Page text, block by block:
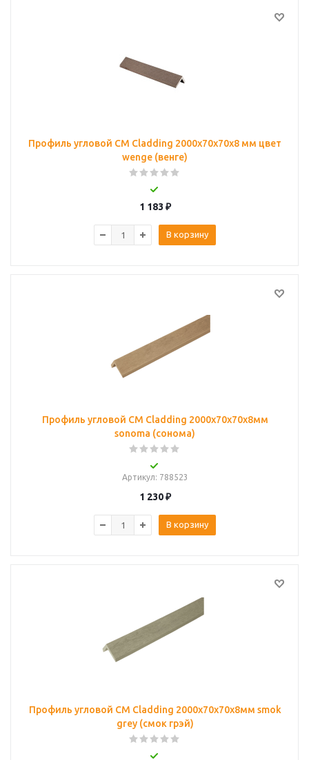
Профиль угловой CM Cladding 2000х70х70х8 мм цвет
wenge (венге)
1 183 ₽
В корзину
Профиль угловой CM Cladding 2000х70х70х8мм
sonoma (сонома)
Артикул: 788523
1 230₽
В корзину
Профиль угловой CM Cladding 2000х70х70х8мм smok
grey (смок грэй)